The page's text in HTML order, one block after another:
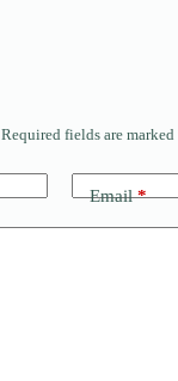
Required fields are marked
Email*